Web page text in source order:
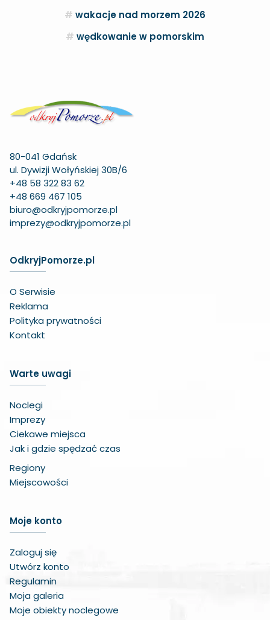
wakacje nad morzem 2026
wędkowanie w pomorskim
80-041 Gdańsk
ul. Dywizji Wołyńskiej 30B/6
+48 58 322 83 62
+48 669 467 105
biuro@odkryjpomorze.pl
imprezy@odkryjpomorze.pl
OdkryjPomorze.pl
O Serwisie
Reklama
Polityka prywatności
Kontakt
Warte uwagi
Noclegi
Imprezy
Ciekawe miejsca
Jak i gdzie spędzać czas
Regiony
Miejscowości
Moje konto
Zaloguj się
Utwórz konto
Regulamin
Moja galeria
Moje obiekty noclegoweNegatywne kolory